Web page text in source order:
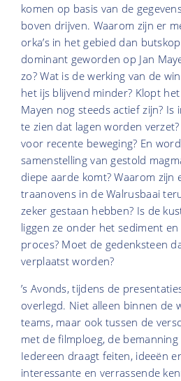
komen op basis van de
boven drijven. Waarom zijn er
orka’s in het gebied dan
dominant geworden op Jan
zo? Wat is de werking van de
het ijs blijvend minder? Klopt
Mayen nog steeds actief zijn?
te zien dat lagen worden
voor recente beweging? En
samenstelling van gestold
diepe aarde komt? Waarom zijn
traanovens in de Walrusbaai
zeker gestaan hebben? Is de
liggen ze onder het sediment
proces? Moet de gedenksteen
verplaatst worden?
’s Avonds, tijdens de
overlegd. Niet alleen binnen de
teams, maar ook tussen de
met de filmploeg, de
Iedereen draagt feiten, ideeën
interessante en verrassende